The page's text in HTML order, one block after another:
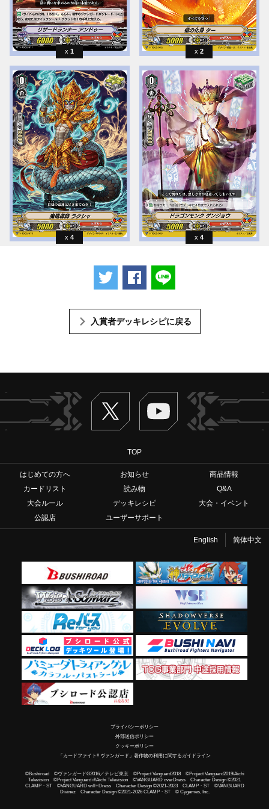
1 2
4 4
ツイートするFacebookでシェアする
入賞者デッキレシピに戻る
Twitter ヴァンガードch
TOP
はじめての方へ お知らせ
商品情報
カードリスト
読み物
Q&A
大会ルール
デッキレシピ
大会・イベント
公認店
ユーザーサポート
English 简体中文
プライバシーポリシー
外部送信ポリシー
クッキーポリシー
「カードファイト!! ヴァンガード」著作物の利用に関するガイドライン
©Bushiroad ©ヴァンガードG2016／テレビ東京 ©Project Vanguard2018 ©Project Vanguard2019/Aichi
Television ©Project Vanguard if/Aichi Television ©VANGUARD overDress Character Design ©2021
CLAMP・ST ©VANGUARD will+Dress Character Design ©2021-2023 CLAMP・ST ©VANGUARD
Divinez Character Design ©2021-2026 CLAMP・ST © Cygames, Inc.